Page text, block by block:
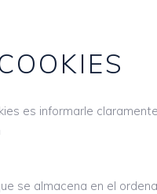
es informarle
se almacena en el